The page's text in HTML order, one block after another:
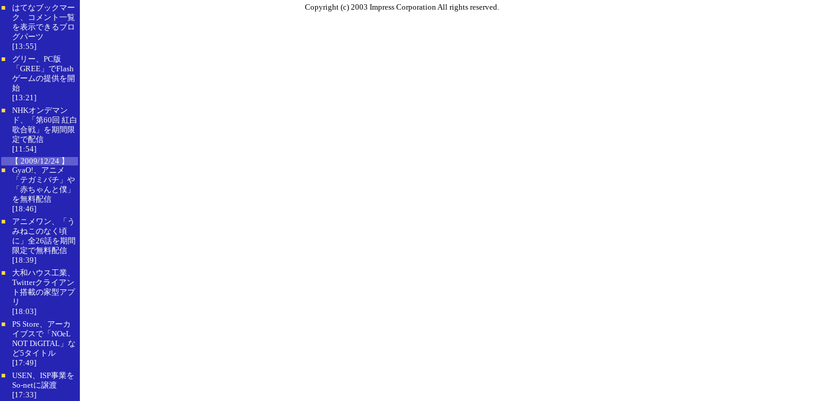
■
はてなブックマー
ク、コメント一覧
を表示できるブロ
グパーツ
[13:55]
■
グリー、PC版
「GREE」でFlash
ゲームの提供を開
始
[13:21]
■
NHKオンデマン
ド、「第60回 紅白
歌合戦」を期間限
定で配信
[11:54]
【 2009/12/24 】
■
GyaO!、アニメ
「テガミバチ」や
「赤ちゃんと僕」
を無料配信
[18:46]
■
アニメワン、「う
みねこのなく頃
に」全26話を期間
限定で無料配信
[18:39]
■
大和ハウス工業、
Twitterクライアン
ト搭載の家型アプ
リ
[18:03]
■
PS Store、アーカ
イブスで「NOeL
NOT DiGITAL」な
ど5タイトル
[17:49]
■
USEN、ISP事業を
So-netに譲渡
[17:33]
Copyright (c) 2003 Impress Corporation All rights reserved.